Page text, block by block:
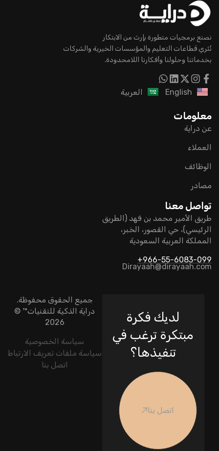
نصنع برمجيات متطورة بإرث من الابتكار
نُثري قطاعات التعليم والمؤسسات الخيرية والشركات
بخدماتنا وحلولنا وأفكارنا اللامحدودة.
English العربية
معلومات
عن دراية
العملاء
الوظائف
مصادر
تواصل معنا
طريق الأمير محمد بن فهد (الطريق
الرئيسي)، حي القصور، الخبر،
المملكة العربية السعودية
966-55-6083-099+
Dirayaah@dirayaah.com
جميع الحقوق محفوظة.
دراية الذكية للتقنيات™ ©
2026
سياسة الخصوصية
سياسة ملفات تعريف الارتباط
اتصل بنا
لديك فكرة
مبتكرة ترغب في
تنفيذها؟
اتصل بنا